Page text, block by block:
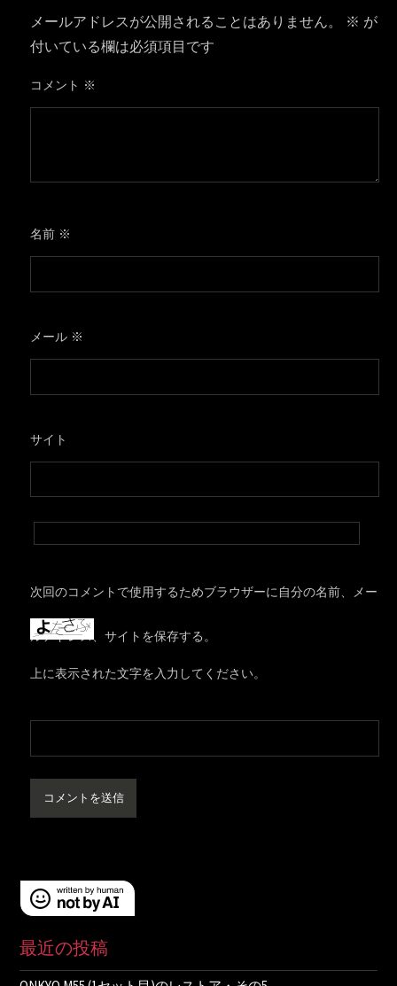
メールアドレスが公開されることはありません。 ※ が
付いている欄は必須項目です
コメント ※
名前 ※
メール ※
サイト
次回のコメントで使用するためブラウザーに自分の名前、メー
ルアドレス、サイトを保存する。
上に表示された文字を入力してください。
最近の投稿